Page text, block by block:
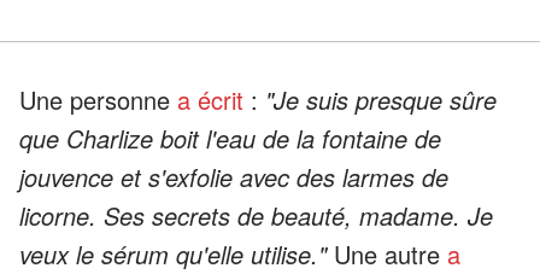
Une personne a écrit : "Je suis presque sûre
que Charlize boit l'eau de la fontaine de
jouvence et s'exfolie avec des larmes de
licorne. Ses secrets de beauté, madame. Je
veux le sérum qu'elle utilise." Une autre a